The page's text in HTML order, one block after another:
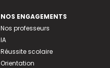
NOS ENGAGEMENTS
Nos professeurs
IA
Réussite scolaire
Orientation